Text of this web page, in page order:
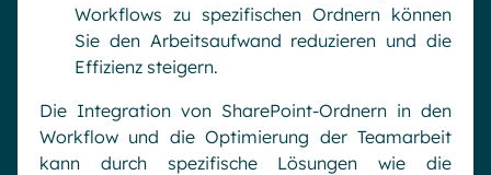
Workflows zu spezifischen Ordnern können
Sie den Arbeitsaufwand reduzieren und die
Effizienz steigern.
Die Integration von SharePoint-Ordnern in den
Workflow und die Optimierung der Teamarbeit
kann durch spezifische Lösungen wie die